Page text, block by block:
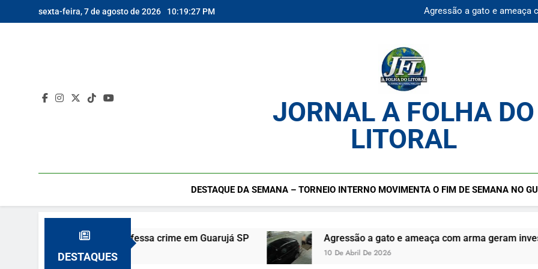
to
sexta-feira, 7 de agosto de 2026 10:19:28 PM
Agressão a gato e ameaça
Praia da Enseada Guarujá
JORNAL A FOLHA DO
LITORAL
DESTAQUE DA SEMANA – TORNEIO INTERNO MOVIMENTA O FIM DE SEMANA NO
DESTAQUES
e vizinho confessa crime em Guarujá SP Agressão a gato e ameaça com arma geram investigação no
10 De Abril De 2026